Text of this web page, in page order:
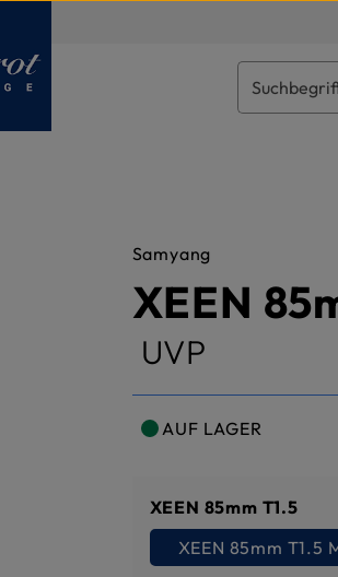
Samyang
XEEN
UVP
AUF LAGER
XEEN 85mm T1.5
XEEN 85mm T1.5